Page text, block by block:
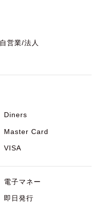
自営業/法人
電子マネー
即日発行
Diners
Master Card
VISA